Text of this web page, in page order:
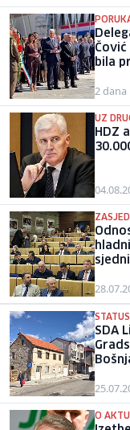
bila
2 dana
UZ
HDZ
SDA
O